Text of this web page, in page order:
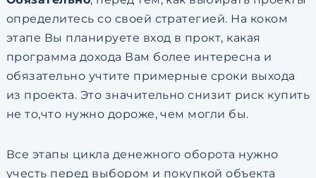
определитесь со своей стратегией. На коком
этапе Вы планируете вход в прокт, какая
программа дохода Вам более интересна и
обязательно учтите примерные сроки выхода
из проекта. Это значительно снизит риск купить
не то,что нужно дороже, чем могли бы.
Все этапы цикла денежного оборота нужно
учесть перед выбором и покупкой объекта